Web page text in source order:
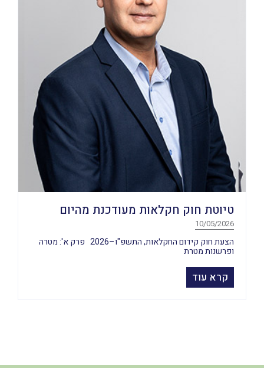
טיוטת חוק חקלאות מעודכנת מהיום
10/05/2026
הצעת חוק קידום החקלאות, התשפ"ו–2026 פרק א': מטרה
ופרשנות מטרת
קרא עוד